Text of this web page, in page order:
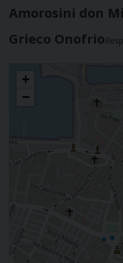
Amorosini don
Grieco Onofrio
POLO CULTURALE Museo
+
−